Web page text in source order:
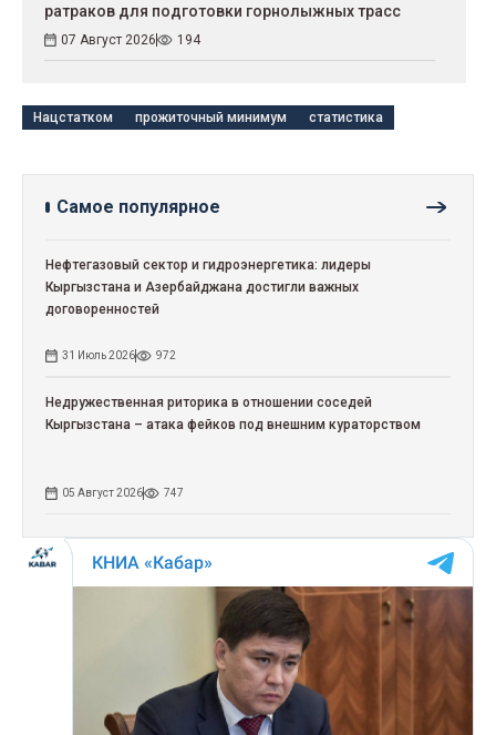
ратраков для подготовки горнолыжных трасс
07 Август 2026 194
Нацстатком прожиточный минимум статистика
Самое популярное
Нефтегазовый сектор и гидроэнергетика: лидеры
Кыргызстана и Азербайджана достигли важных
договоренностей
31 Июль 2026 972
Недружественная риторика в отношении соседей
Кыргызстана – атака фейков под внешним кураторством
05 Август 2026 747